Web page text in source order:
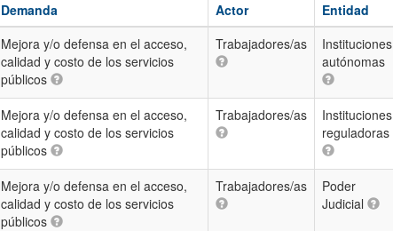
Demanda Actor Entidad
Mejora y/o defensa en el acceso,
calidad y costo de los servicios
públicos
Trabajadores/as
Instituciones
autónomas
Mejora y/o defensa en el acceso,
calidad y costo de los servicios
públicos
Trabajadores/as
Instituciones
reguladoras
Mejora y/o defensa en el acceso,
calidad y costo de los servicios
públicos
Trabajadores/as
Poder
Judicial